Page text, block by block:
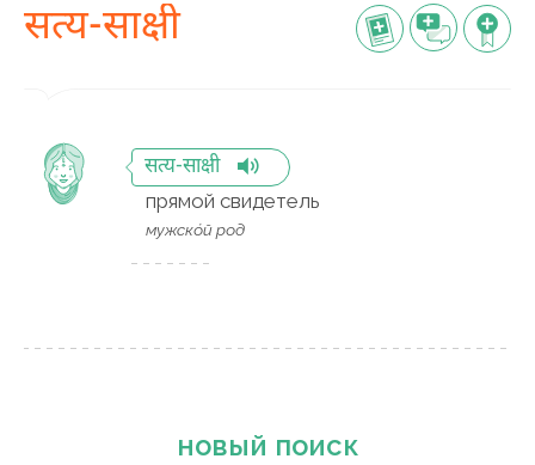
सत्य-साक्षी
सत्य-साक्षी
прямой свидетель
мужско́й род
новый поиск